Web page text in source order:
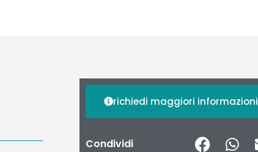
richiedi maggiori informazioni
Condividi